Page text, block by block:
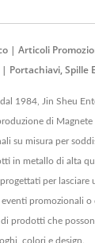
| Articoli
Portachiavi, Spille
1984, Jin Sheu
di
su misura per
in metallo di alta
per lasciare
eventi promozionali
prodotti che
colori e design.